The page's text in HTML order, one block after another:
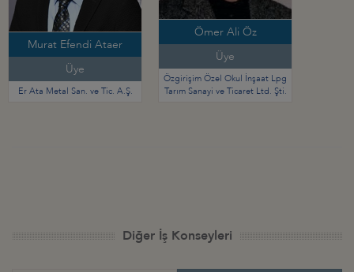
Murat Efendi Ataer
Üye
Er Ata Metal San. ve Tic. A.Ş.
Ömer Ali Öz
Üye
Özgirişim Özel Okul İnşaat Lpg
Tarım Sanayi ve Ticaret Ltd. Şti.
Diğer İş Konseyleri